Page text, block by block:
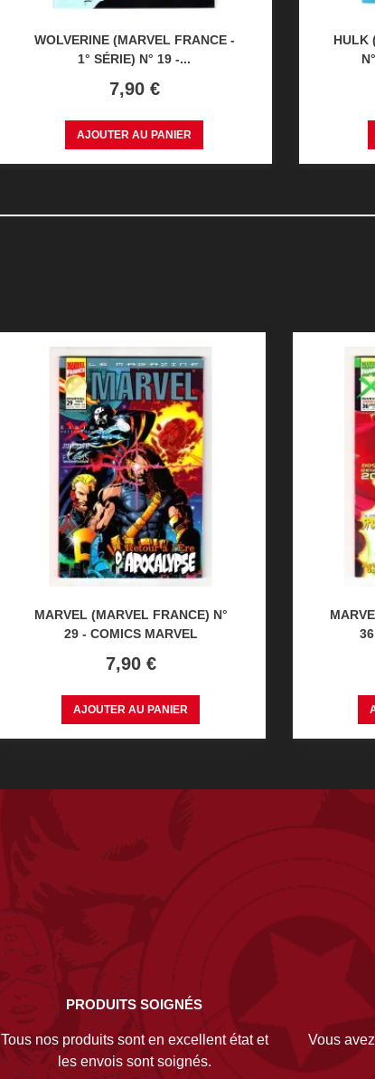
WOLVERINE (MARVEL FRANCE -
1° SÉRIE) N° 19 -...
Prix
7,90 €
AJOUTER AU PANIER
HULK
MARVEL (MARVEL FRANCE) N°
29 - COMICS MARVEL
Prix
7,90 €
AJOUTER AU PANIER
PRODUITS SOIGNÉS
Tous nos produits sont en excellent état et
les envois sont soignés.
Vous